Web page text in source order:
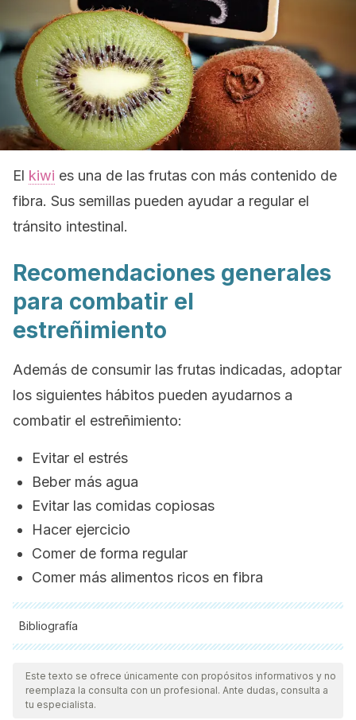
El kiwi es una de las frutas con más contenido de
fibra. Sus semillas pueden ayudar a regular el
tránsito intestinal.
Recomendaciones generales
para combatir el
estreñimiento
Además de consumir las frutas indicadas, adoptar
los siguientes hábitos pueden ayudarnos a
combatir el estreñimiento:
Evitar el estrés
Beber más agua
Evitar las comidas copiosas
Hacer ejercicio
Comer de forma regular
Comer más alimentos ricos en fibra
Bibliografía
Todas las fuentes citadas fueron revisadas a profundidad por
nuestro equipo, para asegurar su calidad, confiabilidad,
vigencia y validez.La bibliografía de este artículo fue
Este texto se ofrece únicamente con propósitos informativos y no
reemplaza la consulta con un profesional. Ante dudas, consulta a
tu especialista.